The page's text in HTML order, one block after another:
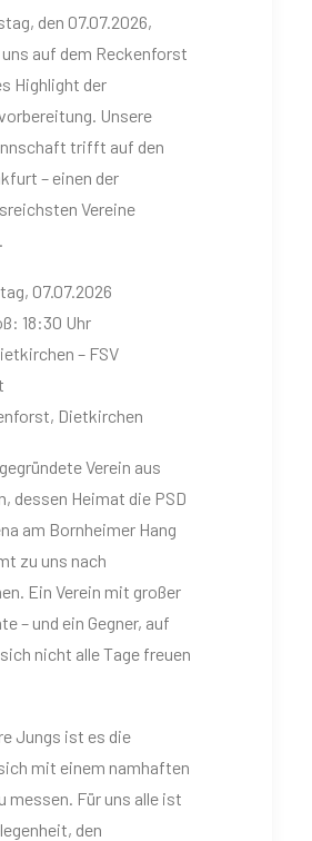
den 07.07.2026,
auf dem Reckenforst
Highlight der
Unsere
trifft auf den
– einen der
Vereine
07.07.2026
18:30 Uhr
– FSV
Dietkirchen
Verein aus
dessen Heimat die PSD
am Bornheimer Hang
zu uns nach
Ein Verein mit großer
– und ein Gegner, auf
nicht alle Tage freuen
Jungs ist es die
mit einem namhaften
messen. Für uns alle ist
den